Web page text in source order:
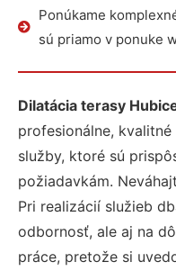
Ponúkame
sú priamo v ponuke
Dilatácia terasy
profesionálne,
služby, ktoré sú
požiadavkám.
Pri realizácií služieb
odbornosť, ale aj na
práce, pretože si